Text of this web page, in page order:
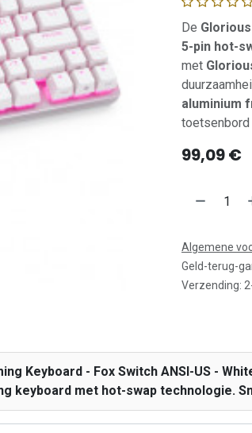
De
5-pin hot-
met
aluminium
toetsenbord
99,09€
Algemene
Geld-terug-
Verzending:
Keyboard - Fox Switch ANSI-US -
keyboard met hot-swap technologie.